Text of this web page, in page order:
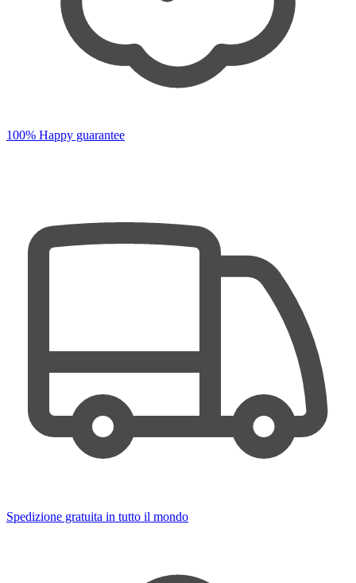
100% Happy guarantee
Spedizione gratuita in tutto il mondo